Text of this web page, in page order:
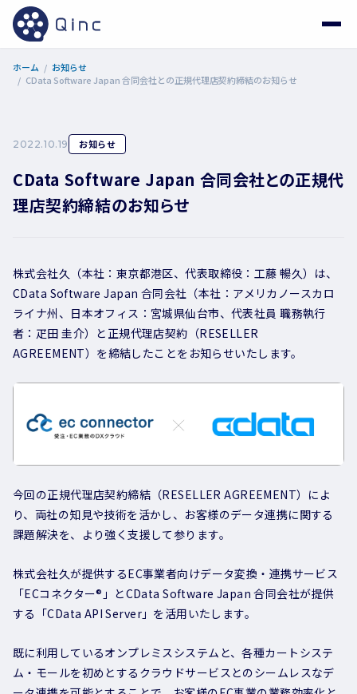
ホーム
お知らせ
CData Software Japan 合同会社との正規代理店契約締結のお知らせ
2022.10.19 お知らせ
CData Software Japan 合同会社との正規代
理店契約締結のお知らせ
株式会社久（本社：東京都港区、代表取締役：工藤 暢久）は、
CData Software Japan 合同会社（本社：アメリカノースカロ
ライナ州、日本オフィス：宮城県仙台市、代表社員 職務執行
者：疋田 圭介）と正規代理店契約（RESELLER
AGREEMENT）を締結したことをお知らせいたします。
今回の正規代理店契約締結（RESELLER AGREEMENT）によ
り、両社の知見や技術を活かし、お客様のデータ連携に関する
課題解決を、より強く支援して参ります。
株式会社久が提供するEC事業者向けデータ変換・連携サービス
「ECコネクター®」とCData Software Japan 合同会社が提供
する「CData API Server」を活用いたします。
既に利用しているオンプレミスシステムと、各種カートシステ
ム・モールを初めとするクラウドサービスとのシームレスなデ